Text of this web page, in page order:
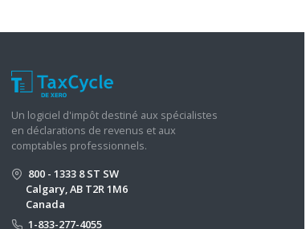
Un logiciel d'impôt destiné aux spécialistes
en déclarations de revenus et aux
comptables professionnels.
800 - 1333 8 ST SW
Calgary, AB T2R 1M6
Canada
1-833-277-4055